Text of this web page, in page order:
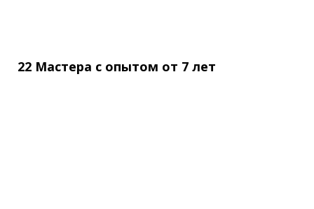
22 Мастера с опытом от 7 лет